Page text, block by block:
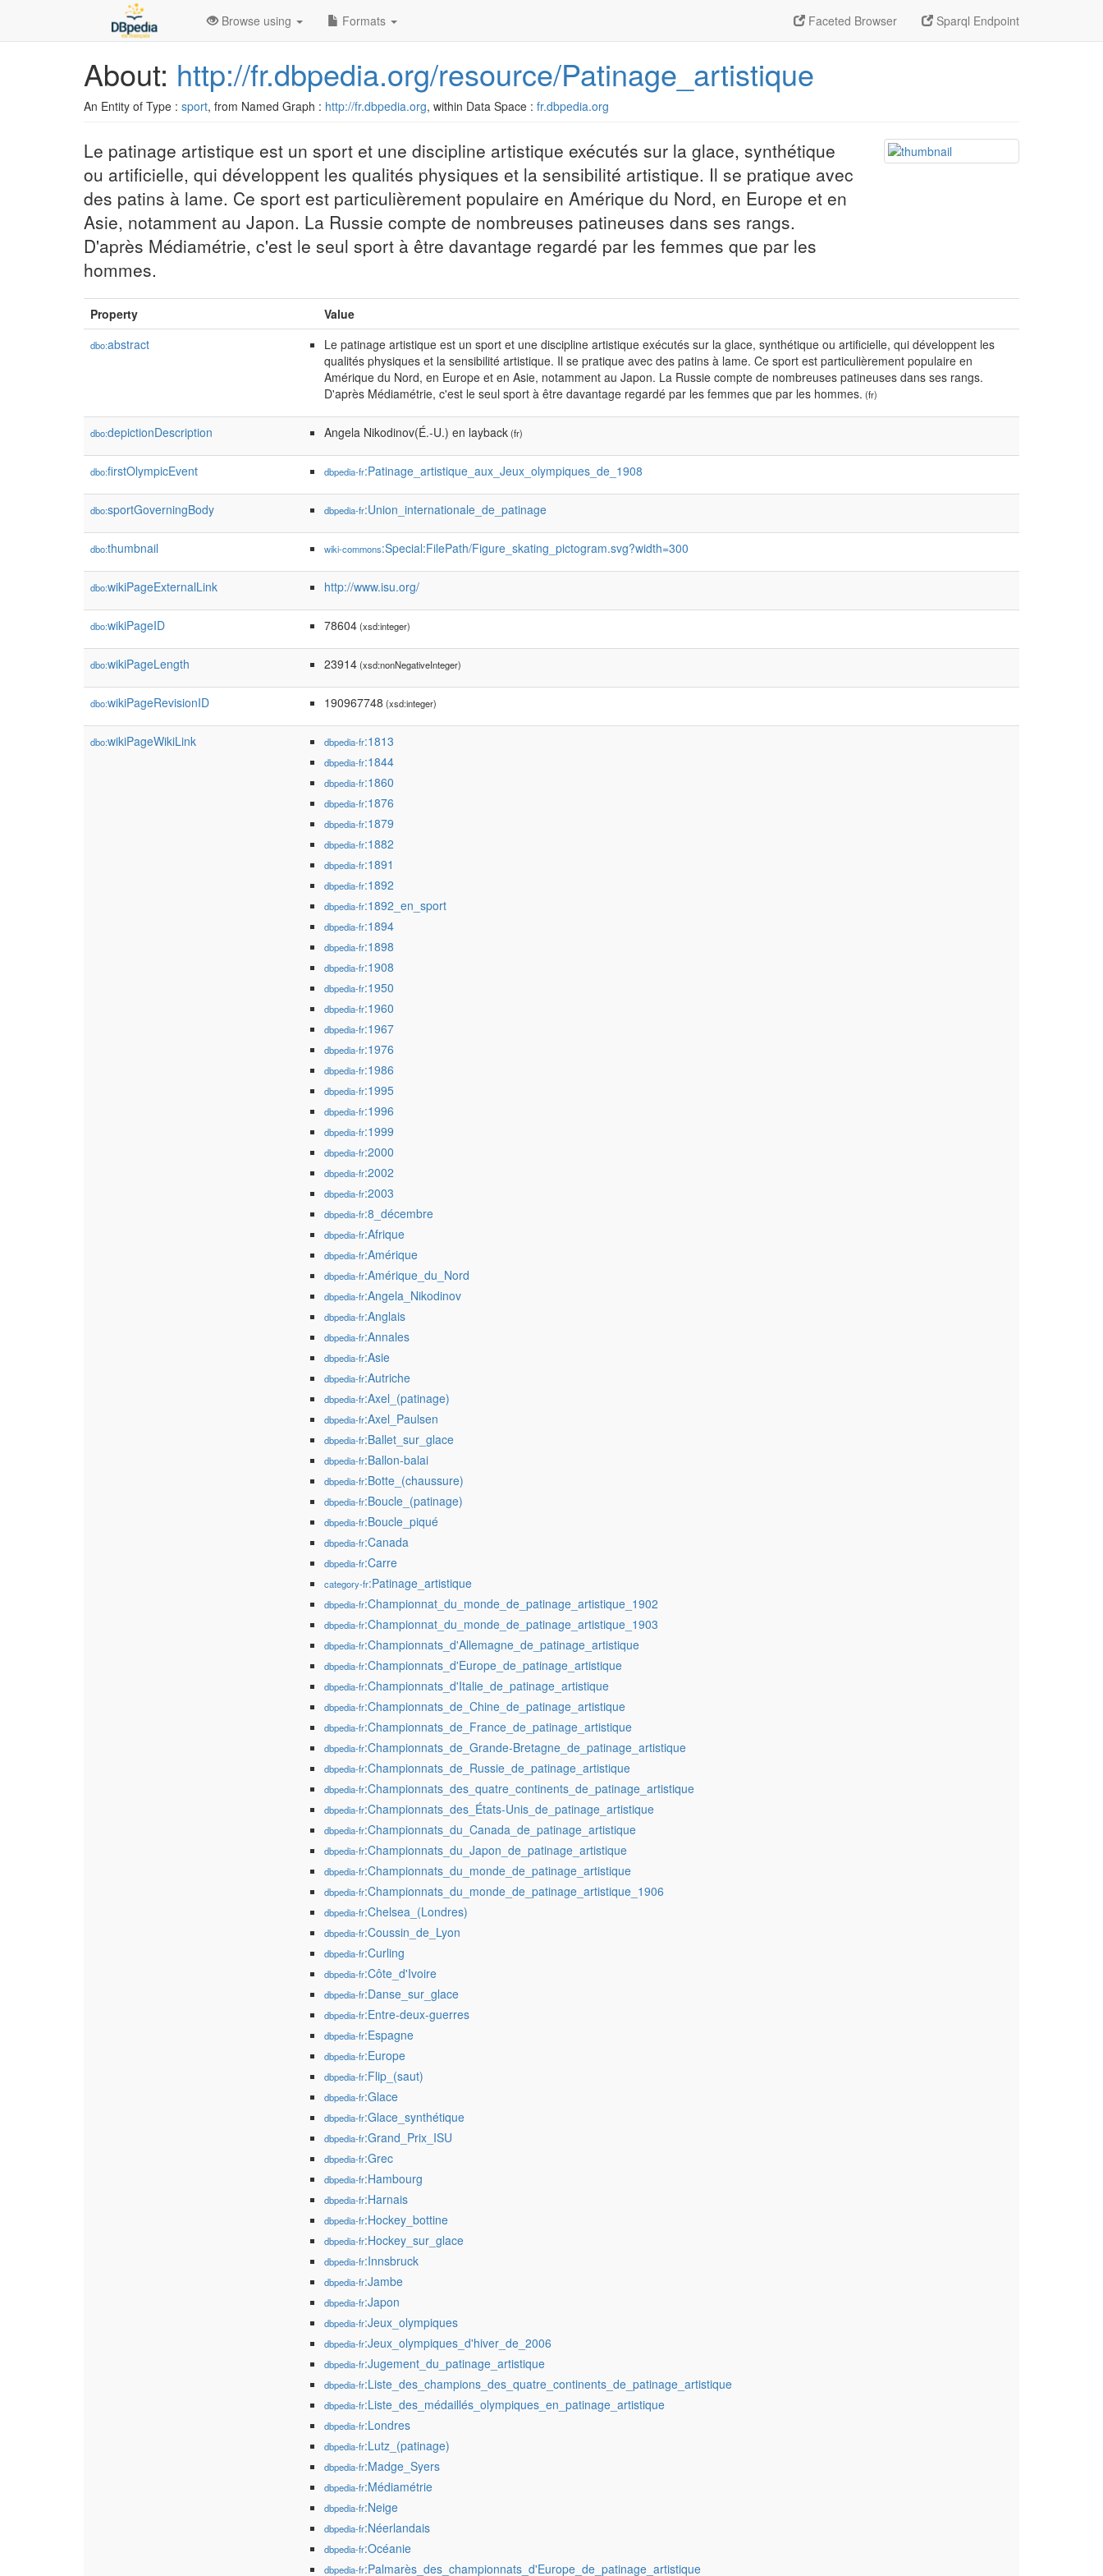
Faceted Browser Sparql Endpoint
Browse using Formats
About: http://fr.dbpedia.org/resource/Patinage_artistique
An Entity of Type : sport, from Named Graph : http://fr.dbpedia.org, within Data Space : fr.dbpedia.org
Le patinage artistique est un sport et une discipline artistique exécutés sur la glace, synthétique
ou artificielle, qui développent les qualités physiques et la sensibilité artistique. Il se pratique avec
des patins à lame. Ce sport est particulièrement populaire en Amérique du Nord, en Europe et en
Asie, notamment au Japon. La Russie compte de nombreuses patineuses dans ses rangs.
D'après Médiamétrie, c'est le seul sport à être davantage regardé par les femmes que par les
hommes.
Property Value
dbo:abstract
Le patinage artistique est un sport et une discipline artistique exécutés sur la glace, synthétique ou artificielle, qui développent les
qualités physiques et la sensibilité artistique. Il se pratique avec des patins à lame. Ce sport est particulièrement populaire en
Amérique du Nord, en Europe et en Asie, notamment au Japon. La Russie compte de nombreuses patineuses dans ses rangs.
D'après Médiamétrie, c'est le seul sport à être davantage regardé par les femmes que par les hommes. (fr)
dbo:depictionDescription Angela Nikodinov(É.-U.) en layback(fr)
dbo:firstOlympicEvent dbpedia-fr:Patinage_artistique_aux_Jeux_olympiques_de_1908
dbo:sportGoverningBody dbpedia-fr:Union_internationale_de_patinage
dbo:thumbnail wiki-commons:Special:FilePath/Figure_skating_pictogram.svg?width=300
dbo:wikiPageExternalLink http://www.isu.org/
dbo:wikiPageID 78604(xsd:integer)
dbo:wikiPageLength 23914(xsd:nonNegativeInteger)
dbo:wikiPageRevisionID 190967748 (xsd:integer)
dbo:wikiPageWikiLink dbpedia-fr:1813
dbpedia-fr:1844
dbpedia-fr:1860
dbpedia-fr:1876
dbpedia-fr:1879
dbpedia-fr:1882
dbpedia-fr:1891
dbpedia-fr:1892
dbpedia-fr:1892_en_sport
dbpedia-fr:1894
dbpedia-fr:1898
dbpedia-fr:1908
dbpedia-fr:1950
dbpedia-fr:1960
dbpedia-fr:1967
dbpedia-fr:1976
dbpedia-fr:1986
dbpedia-fr:1995
dbpedia-fr:1996
dbpedia-fr:1999
dbpedia-fr:2000
dbpedia-fr:2002
dbpedia-fr:2003
dbpedia-fr:8_décembre
dbpedia-fr:Afrique
dbpedia-fr:Amérique
dbpedia-fr:Amérique_du_Nord
dbpedia-fr:Angela_Nikodinov
dbpedia-fr:Anglais
dbpedia-fr:Annales
dbpedia-fr:Asie
dbpedia-fr:Autriche
dbpedia-fr:Axel_(patinage)
dbpedia-fr:Axel_Paulsen
dbpedia-fr:Ballet_sur_glace
dbpedia-fr:Ballon-balai
dbpedia-fr:Botte_(chaussure)
dbpedia-fr:Boucle_(patinage)
dbpedia-fr:Boucle_piqué
dbpedia-fr:Canada
dbpedia-fr:Carre
category-fr:Patinage_artistique
dbpedia-fr:Championnat_du_monde_de_patinage_artistique_1902
dbpedia-fr:Championnat_du_monde_de_patinage_artistique_1903
dbpedia-fr:Championnats_d'Allemagne_de_patinage_artistique
dbpedia-fr:Championnats_d'Europe_de_patinage_artistique
dbpedia-fr:Championnats_d'Italie_de_patinage_artistique
dbpedia-fr:Championnats_de_Chine_de_patinage_artistique
dbpedia-fr:Championnats_de_France_de_patinage_artistique
dbpedia-fr:Championnats_de_Grande-Bretagne_de_patinage_artistique
dbpedia-fr:Championnats_de_Russie_de_patinage_artistique
dbpedia-fr:Championnats_des_quatre_continents_de_patinage_artistique
dbpedia-fr:Championnats_des_États-Unis_de_patinage_artistique
dbpedia-fr:Championnats_du_Canada_de_patinage_artistique
dbpedia-fr:Championnats_du_Japon_de_patinage_artistique
dbpedia-fr:Championnats_du_monde_de_patinage_artistique
dbpedia-fr:Championnats_du_monde_de_patinage_artistique_1906
dbpedia-fr:Chelsea_(Londres)
dbpedia-fr:Coussin_de_Lyon
dbpedia-fr:Curling
dbpedia-fr:Côte_d'Ivoire
dbpedia-fr:Danse_sur_glace
dbpedia-fr:Entre-deux-guerres
dbpedia-fr:Espagne
dbpedia-fr:Europe
dbpedia-fr:Flip_(saut)
dbpedia-fr:Glace
dbpedia-fr:Glace_synthétique
dbpedia-fr:Grand_Prix_ISU
dbpedia-fr:Grec
dbpedia-fr:Hambourg
dbpedia-fr:Harnais
dbpedia-fr:Hockey_bottine
dbpedia-fr:Hockey_sur_glace
dbpedia-fr:Innsbruck
dbpedia-fr:Jambe
dbpedia-fr:Japon
dbpedia-fr:Jeux_olympiques
dbpedia-fr:Jeux_olympiques_d'hiver_de_2006
dbpedia-fr:Jugement_du_patinage_artistique
dbpedia-fr:Liste_des_champions_des_quatre_continents_de_patinage_artistique
dbpedia-fr:Liste_des_médaillés_olympiques_en_patinage_artistique
dbpedia-fr:Londres
dbpedia-fr:Lutz_(patinage)
dbpedia-fr:Madge_Syers
dbpedia-fr:Médiamétrie
dbpedia-fr:Neige
dbpedia-fr:Néerlandais
dbpedia-fr:Océanie
dbpedia-fr:Palmarès_des_championnats_d'Europe_de_patinage_artistique